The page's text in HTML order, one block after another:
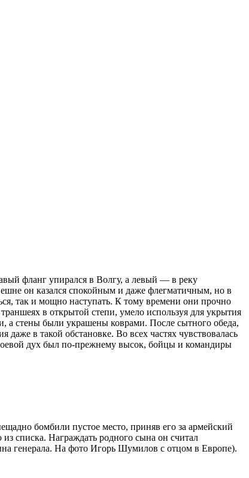
фланг упирался в Волгу, а левый — в реку
он казался спокойным и даже флегматичным, но в
так и мощно наступать. К тому времени они прочно
в открытой степи, умело используя для укрытия
а стены были украшены коврами. После сытного обеда,
даже в такой обстановке. Во всех частях чувствовалась
дух был по-прежнему высок, бойцы и командиры
бомбили пустое место, приняв его за армейский
списка. Награждать родного сына он считал
генерала. На фото Игорь Шумилов с отцом в Европе).